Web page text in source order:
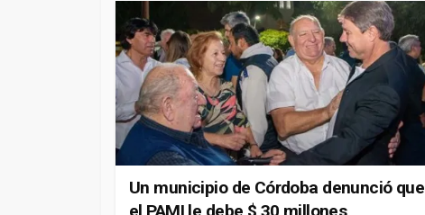
Un municipio de Córdoba denunció que
el PAMI le debe $ 30 millones